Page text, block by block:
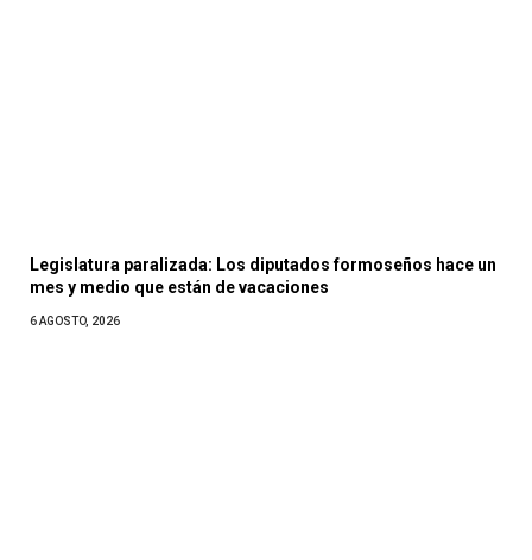
Legislatura paralizada: Los diputados formoseños hace un
mes y medio que están de vacaciones
6 AGOSTO, 2026